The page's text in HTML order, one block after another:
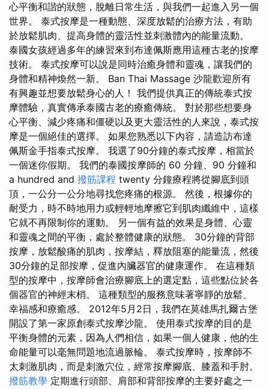
心平衡和諧的狀態，脫離日常生活，與我們一起進入另一個
世界。 泰式按摩是一種動態、深度放鬆的治療方法，有助
於放鬆肌肉、提高身體的靈活性並刺激體內的能量流動。
泰國女孩經過多年的練習來到布達佩斯應用這種古老的按摩
技術。 泰式按摩可以說是同時治癒身體和靈魂，讓我們的
身體和精神煥然一新。 Ban Thai Massage 沙龍歡迎所有
有興趣並想要放鬆身心的人！ 我們提供真正的傳統泰式按
摩體驗，真實傳承泰國古老的療癒傳統。 對於那些想要身
心平衡、減少疼痛和僵硬以及更大靈活性的人來說，泰式按
摩是一個絕佳的選擇。 如果您熟悉以下內容，請造訪布達
佩斯金手指泰式按摩。 我選了90分鐘的泰式按摩，相當於
一個迷你假期。 我們的泰國按摩師的 60 分鐘、90 分鐘和
a hundred and 撥筋課程 twenty 分鐘療程將從腳底到頭
頂，一公分一公分地尋找您疼痛的根源。 然後，根據你的
耐受力，時不時地用力或輕輕地摩擦它到肌肉纖維中，這樣
它就不再限制你的運動。 另一個有益的效果是身體、心靈
和靈魂之間的平衡，處於整體健康的狀態。 30分鐘的背部
按摩，放鬆酸痛的肌肉，按摩結，釋放阻塞的能量流，然後
30分鐘的足部按摩，促進內臟器官的健康運作。 在這種類
型的按摩中，按摩師會治療腳底上的選定點，這些點位於各
個器官的神經末梢。 這種類型的服務意味著寧靜的放鬆、
幸福感和療癒感。 2012年5月2日，我們在莫雄馬扎爾古堡
開設了第一家原創泰式按摩沙龍。 使用泰式按摩的目的是
平衡身體的元素，因為人們相信，如果一個人健康，他的生
命能量可以毫無問題地流過脈輪。 泰式按摩時，按摩師不
太刺激肌肉，而是刺激穴位，經常按摩腳底、膝蓋和手肘。
撥筋教學 定期進行頭部、肩部和背部按摩的主要好處之一